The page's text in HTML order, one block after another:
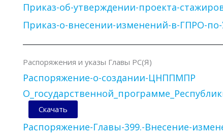
Приказ-об-утверждении-проекта-
Приказ-о-внесении-изменений-в-ГПРО-
Распоряжения и указы Главы РС(Я)
Распоряжение-о-создании-ЦНППМПР
Скачать
Распоряжение-Главы-399.-Внесение-